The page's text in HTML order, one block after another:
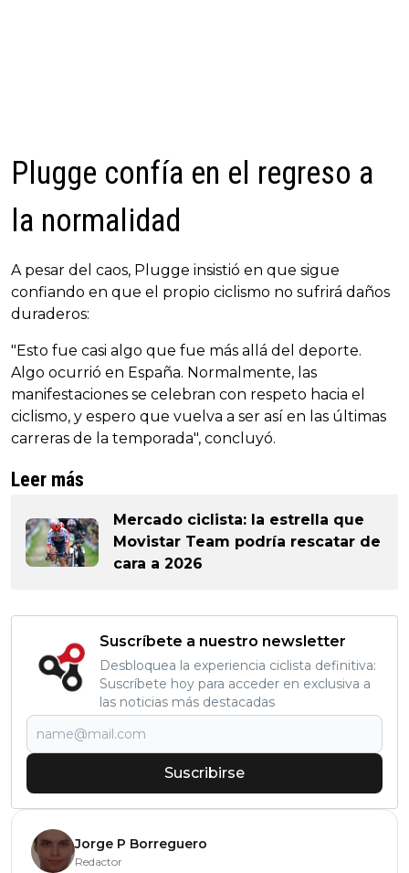
Plugge confía en el regreso a
la normalidad
A pesar del caos, Plugge insistió en que sigue
confiando en que el propio ciclismo no sufrirá daños
duraderos:
"Esto fue casi algo que fue más allá del deporte.
Algo ocurrió en España. Normalmente, las
manifestaciones se celebran con respeto hacia el
ciclismo, y espero que vuelva a ser así en las últimas
carreras de la temporada", concluyó.
Leer más
Mercado ciclista: la estrella que
Movistar Team podría rescatar de
cara a 2026
Suscríbete a nuestro newsletter
Desbloquea la experiencia ciclista definitiva:
Suscríbete hoy para acceder en exclusiva a
las noticias más destacadas
Suscribirse
Jorge P Borreguero
Redactor